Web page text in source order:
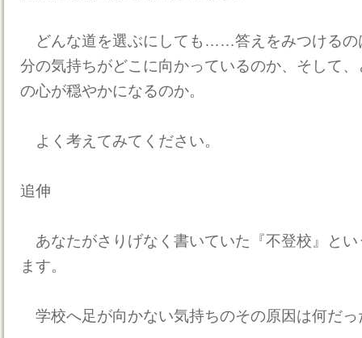
どんな道を選ぶにしても……答えをみつけるの
分の気持ちがどこに向かっているのか、そして
の心が穏やかになるのか。
よく考えてみてください。
追伸
あなたがさりげなく書いていた『不登校』と
ます。
学校へ足が向かない気持ちのその原因は何だっ